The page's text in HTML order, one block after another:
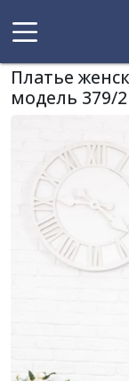
Платье
модель 379/